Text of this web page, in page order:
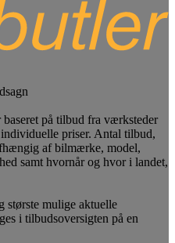
baseret på tilbud fra værksteder
priser. Antal tilbud,
af bilmærke, model,
samt hvornår og hvor i landet,
største mulige aktuelle
i tilbudsoversigten på en